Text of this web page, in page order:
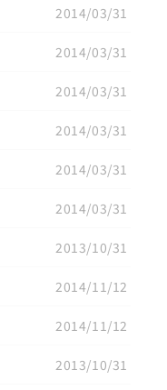
2014/03/31
2014/03/31
2014/03/31
2014/03/31
2014/03/31
2014/03/31
2013/10/31
2014/11/12
2014/11/12
2013/10/31